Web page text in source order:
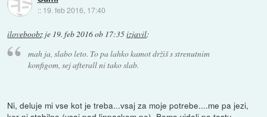
:: 19. feb 2016, 17:40
iloveboobz je 19. feb 2016 ob 17:35izjavil:
mah ja, slabo leto. To pa lahko kamot držiš s strenutnim
konfigom, sej afterall ni tako slab.
Ni, deluje mi vse kot je treba...vsaj za moje potrebe....me pa jezi,